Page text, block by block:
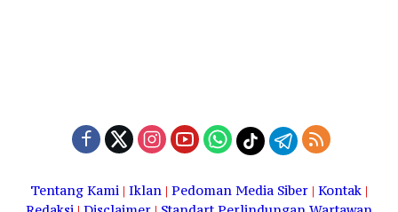
Tentang Kami | Iklan | Pedoman Media Siber | Kontak |